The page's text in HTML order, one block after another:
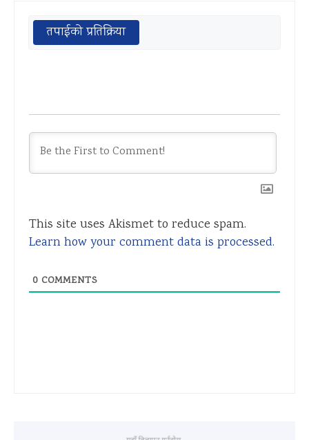
तपाईको प्रतिक्रिया
This site uses Akismet to reduce spam.
Learn how your comment data is processed.
0 COMMENTS